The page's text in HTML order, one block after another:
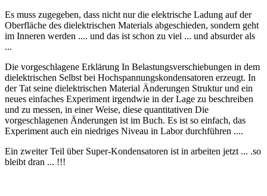
Es muss zugegeben, dass nicht nur die elektrische Ladung auf der
Oberfläche des dielektrischen Materials abgeschieden, sondern geht
im Inneren werden .... und das ist schon zu viel ... und absurder als
...
Die vorgeschlagene Erklärung In Belastungsverschiebungen in dem
dielektrischen Selbst bei Hochspannungskondensatoren erzeugt. In
der Tat seine dielektrischen Material Änderungen Struktur und ein
neues einfaches Experiment irgendwie in der Lage zu beschreiben
und zu messen, in einer Weise, diese quantitativen Die
vorgeschlagenen Änderungen ist im Buch. Es ist so einfach, das
Experiment auch ein niedriges Niveau in Labor durchführen ....
Ein zweiter Teil über Super-Kondensatoren ist in arbeiten jetzt ... .so
bleibt dran ... !!!